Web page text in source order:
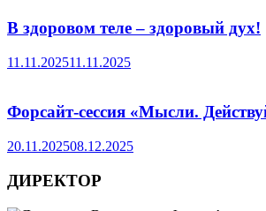
В здоровом теле – здоровый дух!
11.11.202511.11.2025
Форсайт-сессия «Мысли.
20.11.202508.12.2025
ДИРЕКТОР